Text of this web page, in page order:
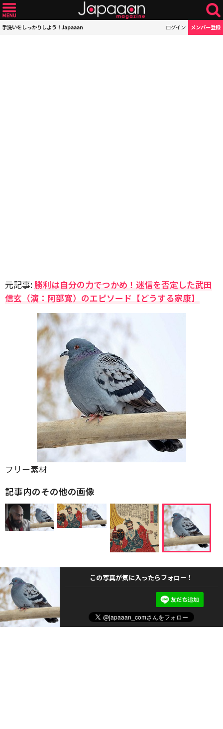
手洗いをしっかりしよう！Japaaan ログイン メンバー登録
元記事:勝利は自分の力でつかめ！迷信を否定した武田
信玄（演：阿部寛）のエピソード【どうする家康】
フリー素材
記事内のその他の画像
この写真が気に入ったらフォロー！